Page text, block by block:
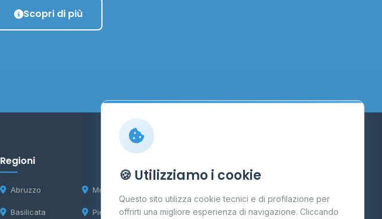
Scopri di più
Regioni
Abruzzo
Basilicata
Molise
Piemonte
🍪 Utilizziamo i cookie
Questo sito utilizza cookie tecnici e di profilazione per
offrirti una migliore esperienza di navigazione. Cliccando